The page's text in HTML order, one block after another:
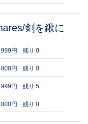
剣を鍬に
999円 残り 0
800円 残り 0
999円 残り 5
800円 残り 0